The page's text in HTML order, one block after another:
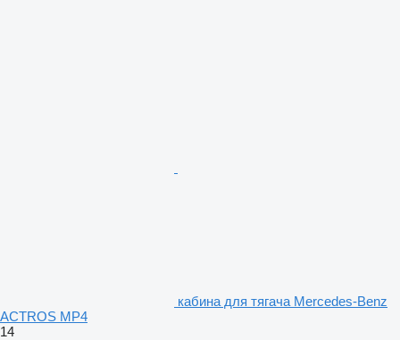
кабина для тягача Mercedes-Benz
ACTROS MP4
14